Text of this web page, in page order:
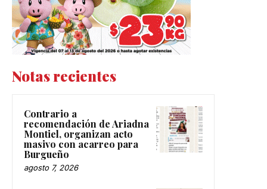
Notas recientes
Contrario a
recomendación de Ariadna
Montiel, organizan acto
masivo con acarreo para
Burgueño
agosto 7, 2026